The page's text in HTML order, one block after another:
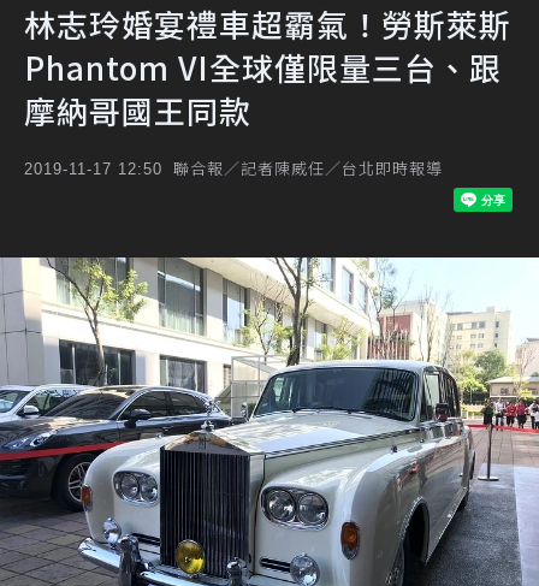
林志玲婚宴禮車超霸氣！勞斯萊斯
Phantom VI全球僅限量三台、跟
摩納哥國王同款
2019-11-17 12:50 聯合報／記者陳威任／台北即時報導